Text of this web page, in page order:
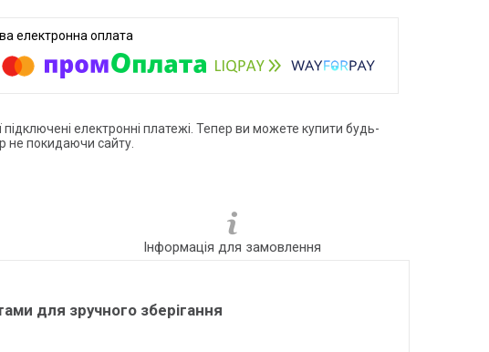
підключені електронні платежі. Тепер ви можете купити будь-
не покидаючи сайту.
Інформація для замовлення
для зручного зберігання